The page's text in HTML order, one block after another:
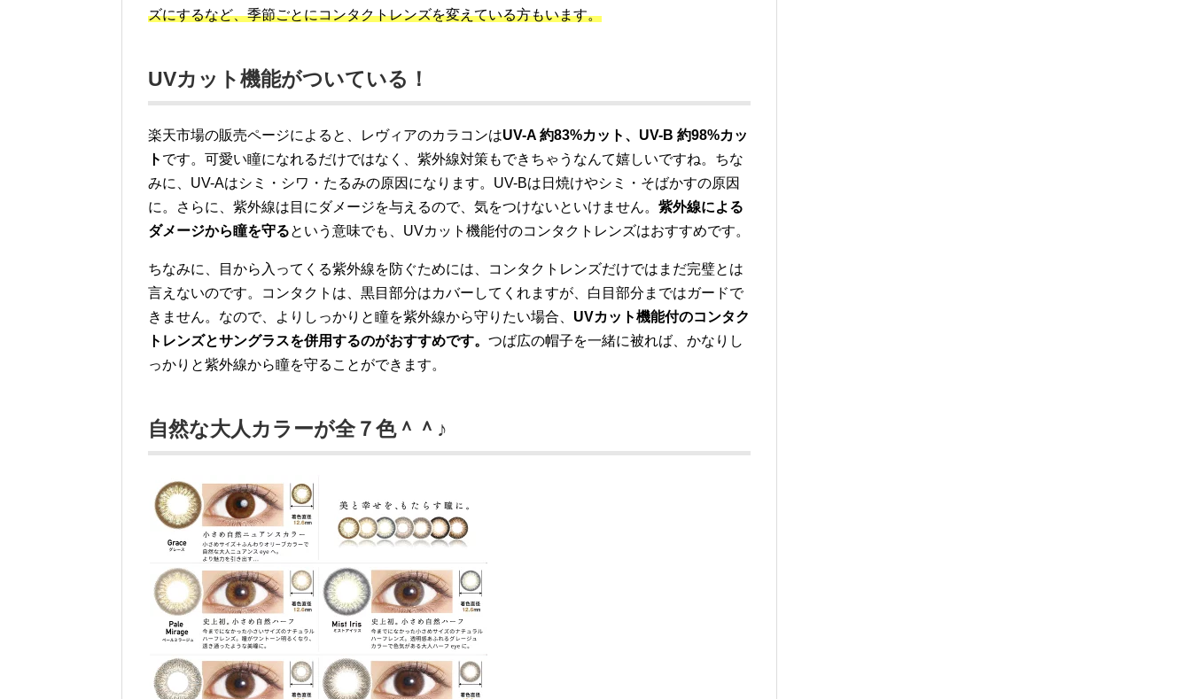
ズにするなど、季節ごとにコンタクトレンズを変えている方もいます。
UVカット機能がついている！
楽天市場の販売ページによると、レヴィアのカラコンはUV-A 約83%カット、UV-B 約98%カッ
ト です。可愛い瞳になれるだけではなく、紫外線対策もできちゃうなんて嬉しいですね。ちな
みに、UV-Aはシミ・シワ・たるみの原因になります。UV-Bは日焼けやシミ・そばかすの原因
に。さらに、紫外線は目にダメージを与えるので、気をつけないといけません。 紫外線による
ダメージから瞳を守るという意味でも、UVカット機能付のコンタクトレンズはおすすめです。
ちなみに、目から入ってくる紫外線を防ぐためには、コンタクトレンズだけではまだ完璧とは
言えないのです。コンタクトは、黒目部分はカバーしてくれますが、白目部分まではガードで
きません。なので、よりしっかりと瞳を紫外線から守りたい場合、 UVカット機能付のコンタク
トレンズとサングラスを併用するのがおすすめです。 つば広の帽子を一緒に被れば、かなりし
っかりと紫外線から瞳を守ることができます。
自然な大人カラーが全７色＾＾♪